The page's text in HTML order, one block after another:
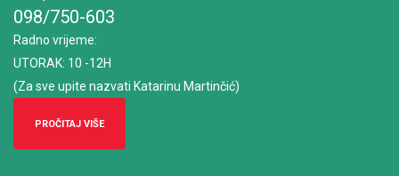
098/750-603
Radno vrijeme:
UTORAK: 10 -12H
(Za sve upite nazvati Katarinu Martinčić)
PROČITAJ VIŠE